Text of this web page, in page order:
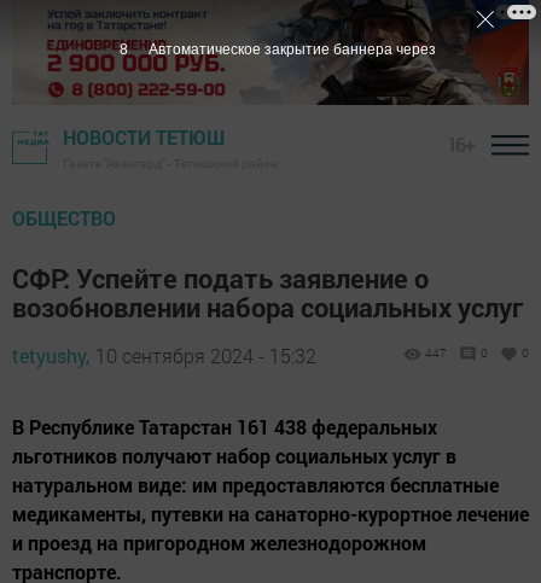
НОВОСТИ ТЕТЮШ
ОБЩЕСТВО
СФР: Успейте подать заявление о
возобновлении набора социальных услуг
tetyushy, 10 сентября 2024 - 15:32 447 0 0
В Республике Татарстан 161 438 федеральных
льготников получают набор социальных услуг в
натуральном виде: им предоставляются бесплатные
медикаменты, путевки на санаторно-курортное лечение
и проезд на пригородном железнодорожном
транспорте.
6 Автоматическое закрытие баннера через